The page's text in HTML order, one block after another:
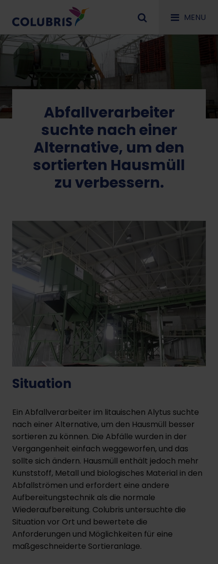
MENU
Abfallverarbeiter
suchte nach einer
Alternative, um den
sortierten Hausmüll
zu verbessern.
Situation
Ein Abfallverarbeiter im litauischen Alytus suchte
nach einer Alternative, um den Hausmüll besser
sortieren zu können. Die Abfälle wurden in der
Vergangenheit einfach weggeworfen, und das
sollte sich ändern. Hausmüll enthält jedoch mehr
Kunststoff, Metall und biologisches Material in den
Abfallströmen und erfordert eine andere
Aufbereitungstechnik als die normale
Wiederaufbereitung. Colubris untersuchte die
Situation vor Ort und bewertete die
Anforderungen und Möglichkeiten für eine
maßgeschneiderte Sortieranlage.